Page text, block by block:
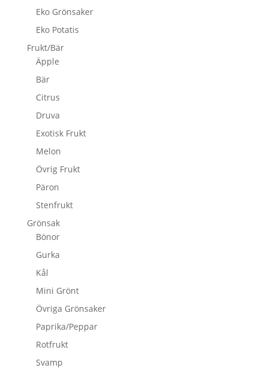
Eko Grönsaker
Eko Potatis
Frukt/Bär
Äpple
Bär
Citrus
Druva
Exotisk Frukt
Melon
Övrig Frukt
Päron
Stenfrukt
Grönsak
Bönor
Gurka
Kål
Mini Grönt
Övriga Grönsaker
Paprika/Peppar
Rotfrukt
Svamp